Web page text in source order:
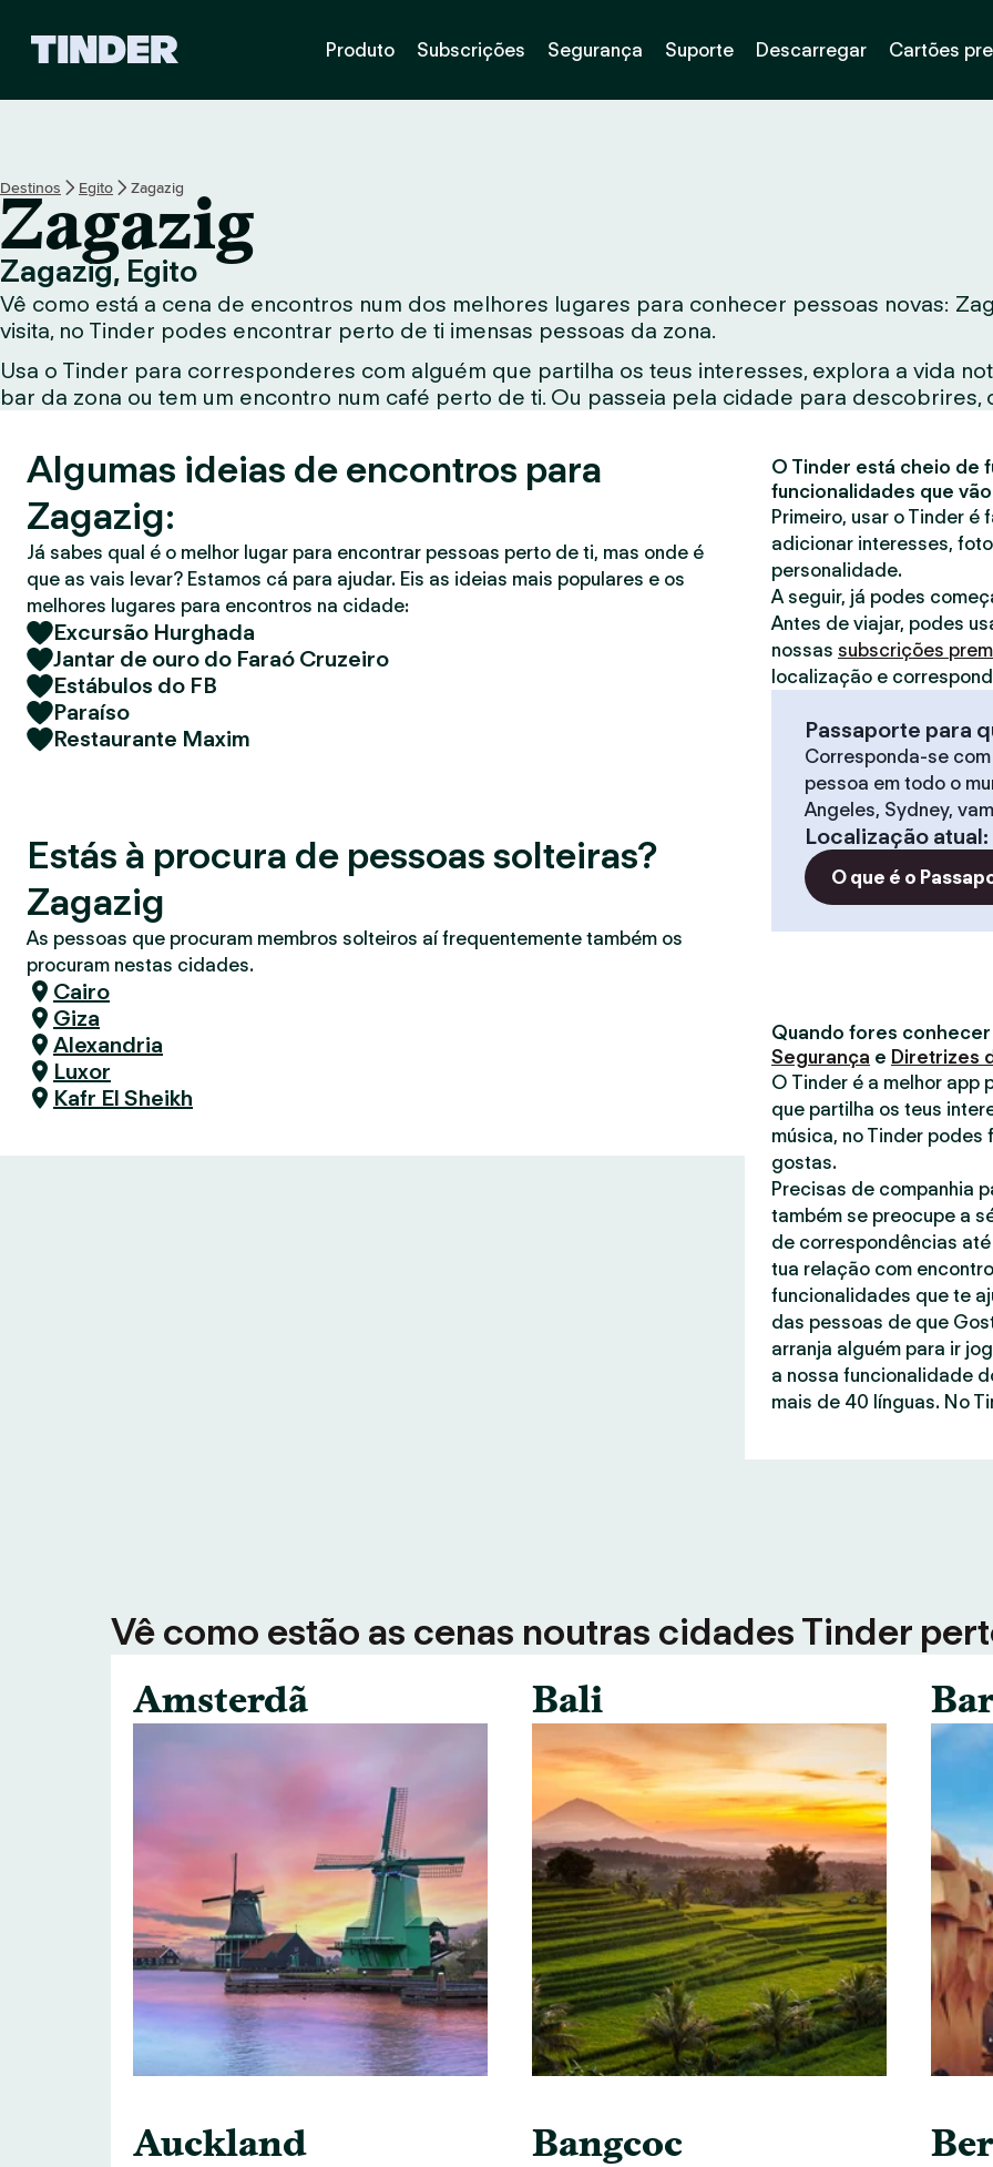
n
i
i
a
l
o
T
d
e
Produto Subscrições Segurança Suporte Descarregar Cartões
Destinos Egito Zagazig
Zagazig
Zagazig, Egito
Vê como está a cena de encontros num dos melhores lugares para conhecer pessoas novas:
visita, no Tinder podes encontrar perto de ti imensas pessoas da zona.
Usa o Tinder para corresponderes com alguém que partilha os teus interesses, explora a vida
bar da zona ou tem um encontro num café perto de ti. Ou passeia pela cidade para
Algumas ideias de encontros para
Zagazig:
Já sabes qual é o melhor lugar para encontrar pessoas perto de ti, mas onde é
que as vais levar? Estamos cá para ajudar. Eis as ideias mais populares e os
melhores lugares para encontros na cidade:
Excursão Hurghada
Jantar de ouro do Faraó Cruzeiro
Estábulos do FB
Paraíso
Restaurante Maxim
Estás à procura de pessoas solteiras?
Zagazig
As pessoas que procuram membros solteiros aí frequentemente também os
procuram nestas cidades.
Cairo
Giza
Alexandria
Luxor
Kafr El Sheikh
O Tinder está cheio de
funcionalidades que
Primeiro, usar o Tinder é
adicionar interesses,
personalidade.
A seguir, já podes
Antes de viajar, podes
nossas subscrições
localização e
Passaporte para
Corresponda-se
pessoa em todo o
Angeles, Sydney,
Localização atual:
O que é o
Quando fores
Segurança e Diretrizes
O Tinder é a melhor app
que partilha os teus
música, no Tinder
gostas.
Precisas de companhia
também se preocupe a
de correspondências
tua relação com
funcionalidades que te
das pessoas de que
arranja alguém para ir
a nossa funcionalidade
mais de 40 línguas. No
Vê como estão as cenas noutras cidades Tinder
Amsterdã
Auckland
Bali
Bangcoc